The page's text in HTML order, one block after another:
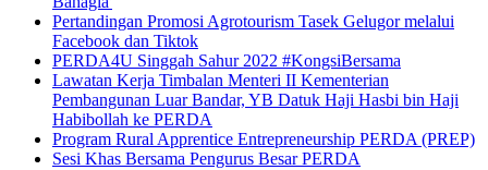
Pertandingan Promosi Agrotourism Tasek Gelugor melalui
Facebook dan Tiktok
PERDA4U Singgah Sahur 2022 #KongsiBersama
Lawatan Kerja Timbalan Menteri II Kementerian
Pembangunan Luar Bandar, YB Datuk Haji Hasbi bin Haji
Habibollah ke PERDA
Program Rural Apprentice Entrepreneurship PERDA (PREP)
Sesi Khas Bersama Pengurus Besar PERDA